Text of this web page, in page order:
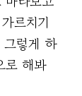
르치기
렇게 하
로 해봐